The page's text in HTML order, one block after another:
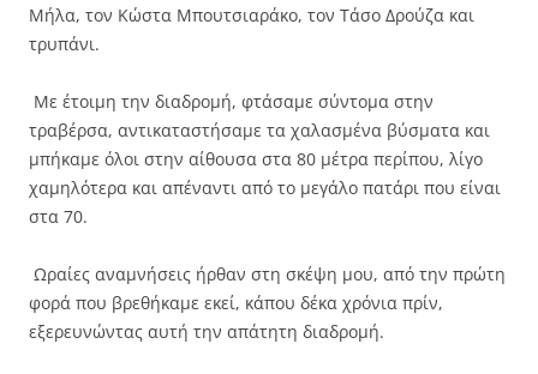
Μήλα, τον Κώστα Μπουτσιαράκο, τον Τάσο Δρούζα και
τρυπάνι.
Με έτοιμη την διαδρομή, φτάσαμε σύντομα στην
τραβέρσα, αντικαταστήσαμε τα χαλασμένα βύσματα και
μπήκαμε όλοι στην αίθουσα στα 80 μέτρα περίπου, λίγο
χαμηλότερα και απέναντι από το μεγάλο πατάρι που είναι
στα 70.
Ωραίες αναμνήσεις ήρθαν στη σκέψη μου, από την πρώτη
φορά που βρεθήκαμε εκεί, κάπου δέκα χρόνια πρίν,
εξερευνώντας αυτή την απάτητη διαδρομή.